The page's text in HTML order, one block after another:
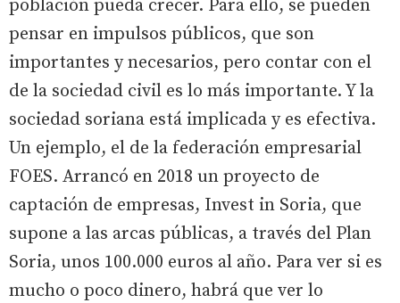
población pueda crecer. Para ello, se pueden
pensar en impulsos públicos, que son
importantes y necesarios, pero contar con el
de la sociedad civil es lo más importante. Y la
sociedad soriana está implicada y es efectiva.
Un ejemplo, el de la federación empresarial
FOES. Arrancó en 2018 un proyecto de
captación de empresas, Invest in Soria, que
supone a las arcas públicas, a través del Plan
Soria, unos 100.000 euros al año. Para ver si es
mucho o poco dinero, habrá que ver lo